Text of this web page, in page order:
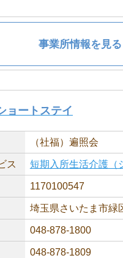
事業所情報を見る
ョートステイ
（社福）遍照会
ス 短期入所生活介護（
1170100547
埼玉県さいたま市緑
048-878-1800
048-878-1809